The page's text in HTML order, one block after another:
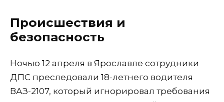
Происшествия и
безопасность
Ночью 12 апреля в Ярославле сотрудники
ДПС преследовали 18-летнего водителя
ВАЗ-2107, который игнорировал требования